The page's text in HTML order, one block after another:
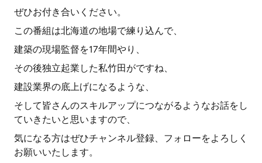
ぜひお付き合いください。
この番組は北海道の地場で練り込んで、
建築の現場監督を17年間やり、
その後独立起業した私竹田がですね、
建設業界の底上げになるような、
そして皆さんのスキルアップにつながるようなお話をし
ていきたいと思いますので、
気になる方はぜひチャンネル登録、フォローをよろしく
お願いいたします。